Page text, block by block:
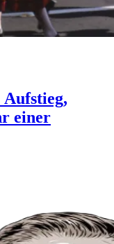
Aufstieg,
einer